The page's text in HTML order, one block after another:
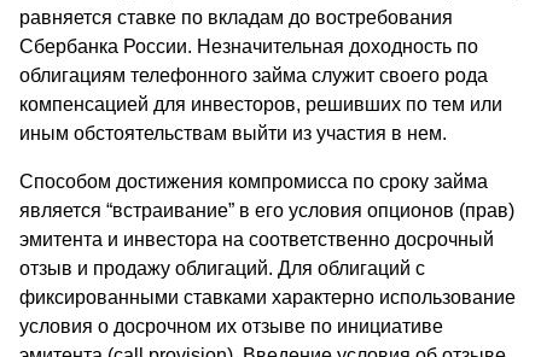
равняется ставке по вкладам до востребования
Сбербанка России. Незначительная доходность по
облигациям телефонного займа служит своего рода
компенсацией для инвесторов, решивших по тем или
иным обстоятельствам выйти из участия в нем.
Способом достижения компромисса по сроку займа
является “встраивание” в его условия опционов (прав)
эмитента и инвестора на соответственно досрочный
отзыв и продажу облигаций. Для облигаций с
фиксированными ставками характерно использование
условия о досрочном их отзыве по инициативе